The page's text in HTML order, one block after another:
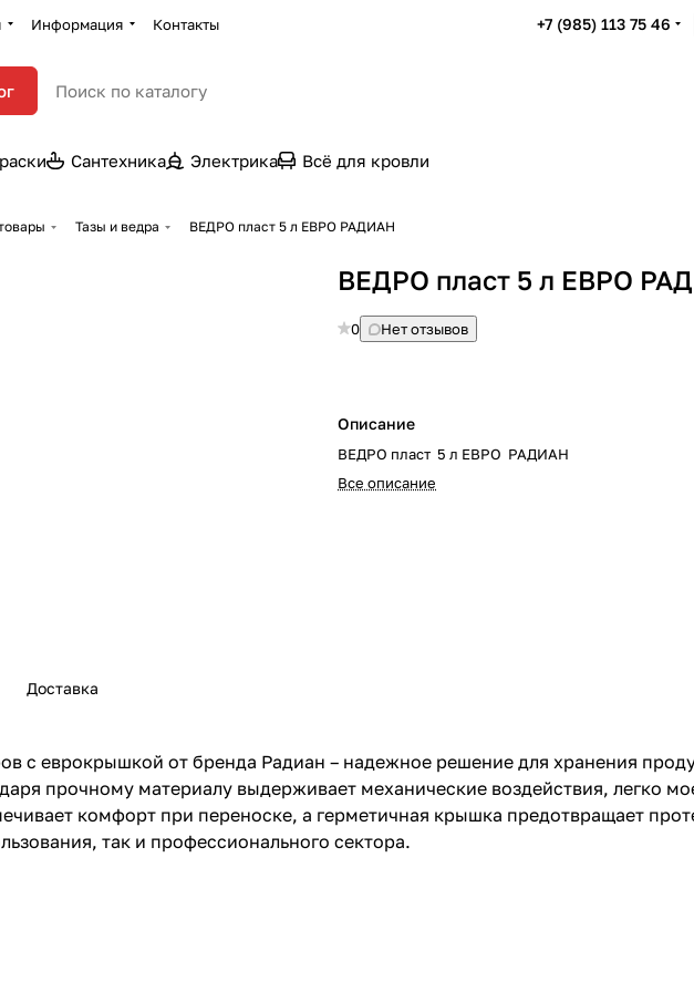
Информация Контакты +7 (985) 113 75 46
Сантехника Электрика Всё для кровли
Тазы и ведра ВЕДРО пласт 5 л ЕВРО РАДИАН
ВЕДРО пласт 5 л ЕВРО
0 Нет отзывов
Описание
ВЕДРО пласт 5 л ЕВРО РАДИАН
Все описание
Доставка
с еврокрышкой от бренда Радиан – надежное решение для хранения
прочному материалу выдерживает механические воздействия, легко
комфорт при переноске, а герметичная крышка предотвращает
так и профессионального сектора.